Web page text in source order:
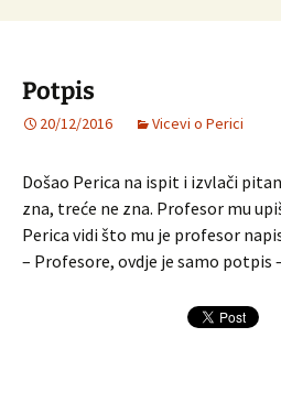
Potpis
20/12/2016 Vicevi o Perici
Došao Perica na ispit i izvlači
zna, treće ne zna. Profesor mu
Perica vidi što mu je profesor
– Profesore, ovdje je samo potpis